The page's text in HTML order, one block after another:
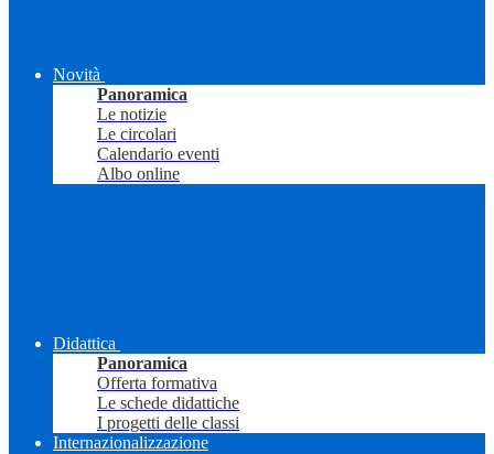
Novità
Panoramica
Le notizie
Le circolari
Calendario eventi
Albo online
Didattica
Panoramica
Offerta formativa
Le schede didattiche
I progetti delle classi
Internazionalizzazione